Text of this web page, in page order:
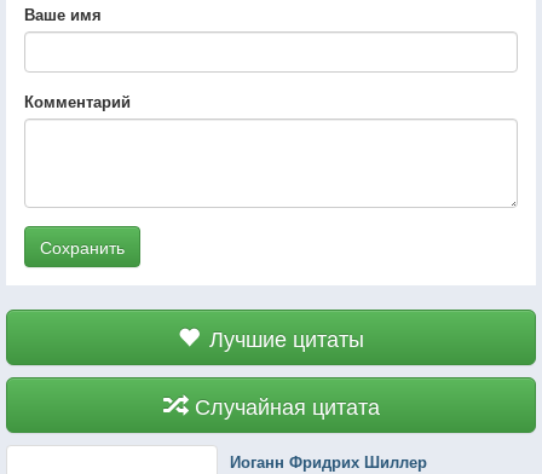
Ваше имя
Комментарий
Сохранить
Лучшие цитаты
Случайная цитата
Иоганн Фридрих Шиллер